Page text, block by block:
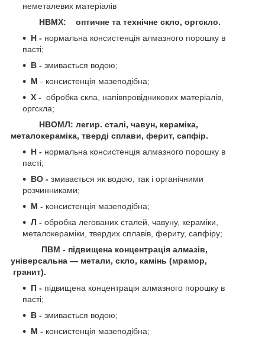
неметалевих матеріалів
НВМХ: оптичне та технічне скло, оргскло.
Н - нормальна консистенція алмазного порошку в
пасті;
В - змивається водою;
М - консистенція мазеподібна;
Х - обробка скла, напівпровідникових матеріалів,
оргскла;
НВОМЛ: легир. сталі, чавун, кераміка,
металокераміка, тверді сплави, ферит, сапфір.
Н - нормальна консистенція алмазного порошку в
пасті;
ВО - змивається як водою, так і органічними
розчинниками;
М - консистенція мазеподібна;
Л - обробка легованих сталей, чавуну, кераміки,
металокераміки, твердих сплавів, фериту, сапфіру;
ПВМ - підвищена концентрація алмазів,
універсальна — метали, скло, камінь (мрамор,
гранит).
П - підвищена концентрація алмазного порошку в
пасті;
В - змивається водою;
М - консистенція мазеподібна;